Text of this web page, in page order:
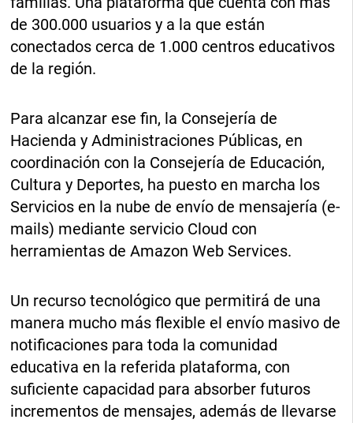
de 300.000 usuarios y a la que están
conectados cerca de 1.000 centros educativos
de la región.
Para alcanzar ese fin, la Consejería de
Hacienda y Administraciones Públicas, en
coordinación con la Consejería de Educación,
Cultura y Deportes, ha puesto en marcha los
Servicios en la nube de envío de mensajería (e-
mails) mediante servicio Cloud con
herramientas de Amazon Web Services.
Un recurso tecnológico que permitirá de una
manera mucho más flexible el envío masivo de
notificaciones para toda la comunidad
educativa en la referida plataforma, con
suficiente capacidad para absorber futuros
incrementos de mensajes, además de llevarse